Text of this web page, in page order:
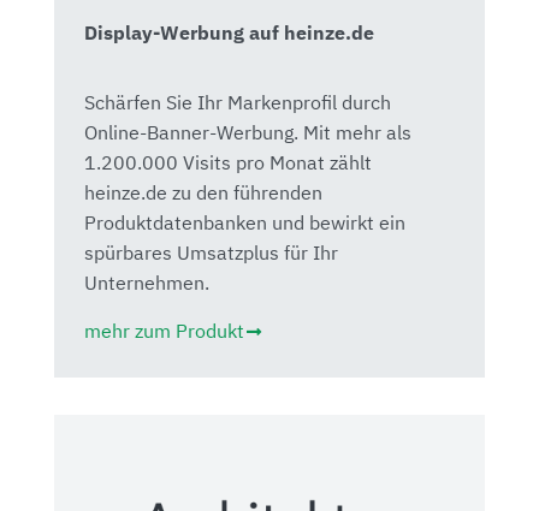
Display-Werbung auf heinze.de
Schärfen Sie Ihr Markenprofil durch
Online-Banner-Werbung. Mit mehr als
1.200.000 Visits pro Monat zählt
heinze.de zu den führenden
Produktdatenbanken und bewirkt ein
spürbares Umsatzplus für Ihr
Unternehmen.
mehr zum Produkt